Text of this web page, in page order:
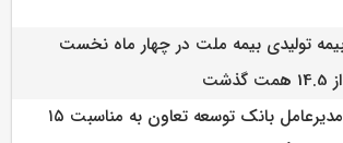
تولیدی بیمه ملت در چهار ماه نخست
پیام مدیرعامل بانک توسعه تعاون به مناسبت ۱۵